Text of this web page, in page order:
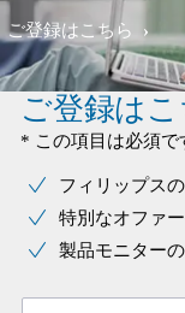
ご登録はこちら
ご登録は
* この項目は必須で
フィリップス
特別なオファ
製品モニター